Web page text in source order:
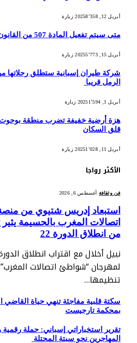
أبريل 12, 2025 8٬358 زيارة
متى سيتم تفعيل المادة 507 من القانون الجنائي؟
أبريل 15, 2025 5٬773 زيارة
شركة طيران إسبانية ستطلق رحلاتها
الرمل قريبا
أبريل 1, 2025 1٬594 زيارة
هزة أرضية خفيفة تضرب منطقة بوحوت
قلق السكان
أبريل 11, 2025 1٬028 زيارة
الأكثر رواجا
فن وثقافة أغسطس 6, 2026
استبعاد إدريس شتيوي من
اتصالات المغرب بالحسيمة
من انطلاق الدورة 22
نبيل أخلال مع اقتراب انطلاق
لمهرجان “شواطئ اتصالات المغرب”
تنظيمها…
سكتة قلبية مفاجئة تنهي حياة القاضي
بمحكمة تارجيست
تقرير استخباراتي إسباني: حملة
المهاجرين نحو سبتة المحتلة